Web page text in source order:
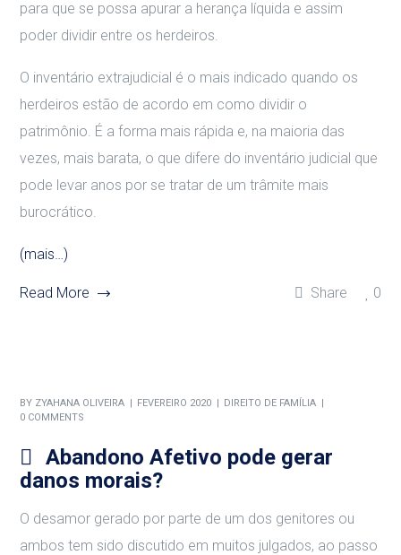
para que se possa apurar a herança líquida e assim
poder dividir entre os herdeiros.
O inventário extrajudicial é o mais indicado quando os
herdeiros estão de acordo em como dividir o
patrimônio. É a forma mais rápida e, na maioria das
vezes, mais barata, o que difere do inventário judicial que
pode levar anos por se tratar de um trâmite mais
burocrático.
(mais…)
Read More Share 0
BY ZYAHANA OLIVEIRA FEVEREIRO 2020
DIREITO DE FAMÍLIA
0 COMMENTS
Abandono Afetivo pode gerar
danos morais?
O desamor gerado por parte de um dos genitores ou
ambos tem sido discutido em muitos julgados, ao passo